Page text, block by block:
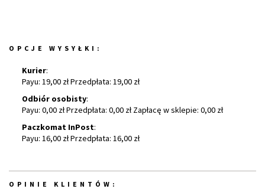
OPCJE WYSYŁKI:
Kurier:
Payu: 19,00 zł Przedpłata: 19,00 zł
Odbiór osobisty:
Payu: 0,00 zł Przedpłata: 0,00 zł Zapłacę w sklepie: 0,00 zł
Paczkomat InPost:
Payu: 16,00 zł Przedpłata: 16,00 zł
OPINIE KLIENTÓW: